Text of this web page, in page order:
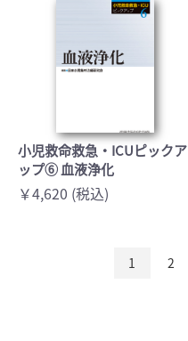
小児救命救急・ICUピックア
ップ⑥ 血液浄化
￥4,620 (税込)
1 2